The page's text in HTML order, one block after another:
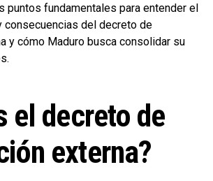
puntos fundamentales para entender el
consecuencias del decreto de
y cómo Maduro busca consolidar su
el decreto de
externa?